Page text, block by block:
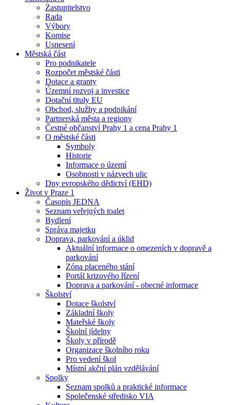
Zastupitelstvo
Rada
Výbory
Komise
Usnesení
Městská část
Pro podnikatele
Rozpočet městské části
Dotace a granty
Územní rozvoj a investice
Dotační tituly EU
Obchod, služby a podnikání
Partnerská města a regiony
Čestné občanství Prahy 1 a cena Prahy 1
O městské části
Symboly
Historie
Informace o území
Osobnosti v názvech ulic
Dny evropského dědictví (EHD)
Život v Praze 1
Časopis JEDNA
Seznam veřejných toalet
Bydlení
Správa majetku
Doprava, parkování a úklid
Aktuální informace o omezeních v dopravě a
parkování
Zóna placeného stání
Portál krizového řízení
Doprava a parkování - obecné informace
Školství
Dotace školství
Základní školy
Mateřské školy
Školní jídelny
Školy v přírodě
Organizace školního roku
Pro vedení škol
Místní akční plán vzdělávání
Spolky
Seznam spolků a praktické informace
Společenské středisko VIA